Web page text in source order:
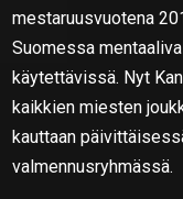
mestaruusvuotena
Suomessa
käytettävissä. Nyt
kaikkien miesten
kauttaan
valmennusryhmässä.